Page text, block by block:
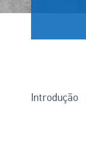
Introdução